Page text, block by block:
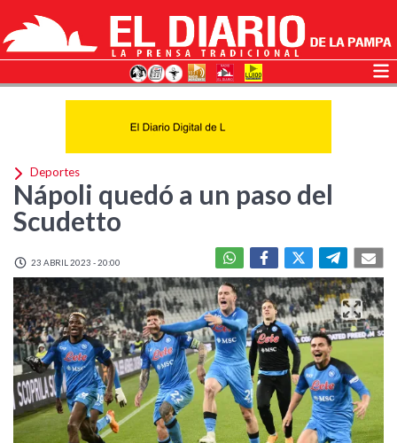
Deportes
Nápoli quedó a un paso del
Scudetto
23 ABRIL 2023 - 20:00